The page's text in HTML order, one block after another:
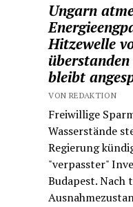
Ungarn
Hitzewelle
bleibt
VON REDAKTION
Freiwillige
Wasserstände
Regierung
"verpasster"
Budapest. Nach